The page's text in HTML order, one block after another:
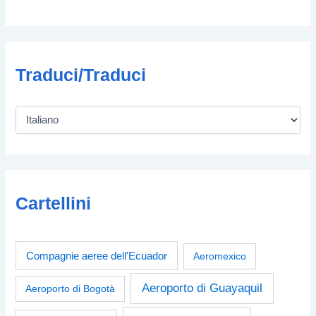
Traduci/Traduci
Cartellini
Compagnie aeree dell'Ecuador Aeromexico
Aeroporto di Bogotà Aeroporto di Guayaquil